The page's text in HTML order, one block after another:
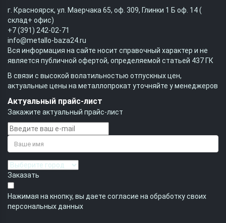
г. Красноярск, ул. Маерчака 65, оф. 309, Глинки 1 Б оф. 14 (
склад+ офис)
+7 (391) 242-02-71
info@metallo-baza24.ru
Вся информация на сайте носит справочный характер и не
является публичной офертой, определяемой статьей 437 ГК
В связи с высокой волатильностью отпускных цен,
актуальные цены на металлопрокат уточняйте у менеджеров
Актуальный прайс-лист
Закажите актуальный прайс-лист
Заказать
Нажимая на кнопку, вы даете согласие на обработку своих
персональных данных